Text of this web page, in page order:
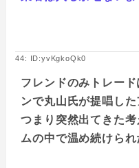
44: ID:yvKgkoQk0
フレンドのみトレー
ンで丸山氏が提唱し
つまり突然出てきた
ムの中で温め続けられ